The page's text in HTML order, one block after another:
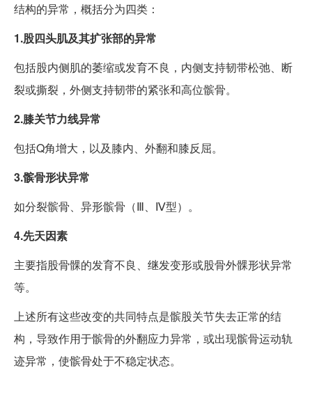
结构的异常，概括分为四类：
1.股四头肌及其扩张部的异常
包括股内侧肌的萎缩或发育不良，内侧支持韧带松弛、断
裂或撕裂，外侧支持韧带的紧张和高位髌骨。
2.膝关节力线异常
包括Q角增大，以及膝内、外翻和膝反屈。
3.髌骨形状异常
如分裂髌骨、异形髌骨（Ⅲ、Ⅳ型）。
4.先天因素
主要指股骨髁的发育不良、继发变形或股骨外髁形状异常
等。
上述所有这些改变的共同特点是髌股关节失去正常的结
构，导致作用于髌骨的外翻应力异常，或出现髌骨运动轨
迹异常，使髌骨处于不稳定状态。